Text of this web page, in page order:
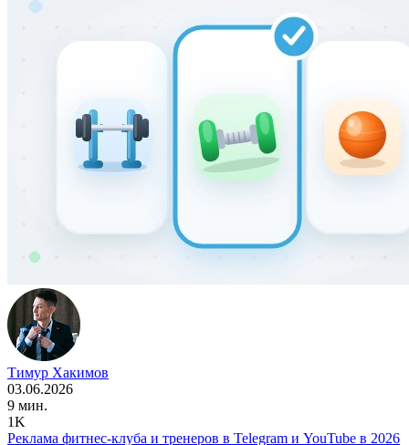
Тимур Хакимов
03.06.2026
9 мин.
1K
Реклама фитнес-клуба и тренеров в Telegram и YouTube в 2026